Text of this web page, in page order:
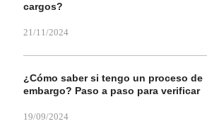
cargos?
21/11/2024
¿Cómo saber si tengo un proceso de
embargo? Paso a paso para verificar
19/09/2024